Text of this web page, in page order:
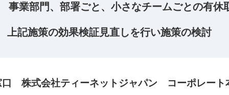
業部門、部署ごと、小さなチームごとの有休
記施策の効果検証見直しを行い施策の検討
口 株式会社ティーネットジャパン コーポレート